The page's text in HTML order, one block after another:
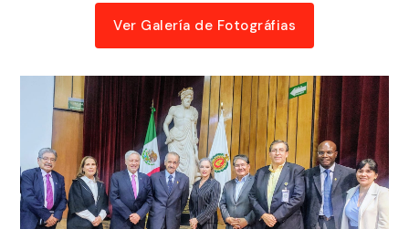
Ver Galería de Fotográfias